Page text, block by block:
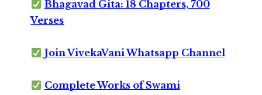
Bhagavad Gita: 18 Chapters, 700
Verses
Join VivekaVani Whatsapp Channel
Complete Works of Swami